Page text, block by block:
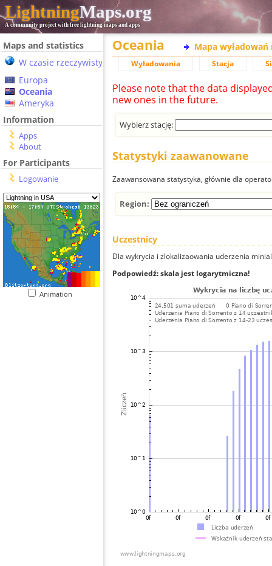
LightningMaps.org
A community project with free lightning maps and apps
Maps and statistics
W czasie rzeczywistym
Europa
Oceania
Ameryka
Information
Apps
About
For Participants
Logowanie
Animation
Oceania Mapa wyładowań
Wyładowania Stacja
Please note that the data
new ones in the future.
Wybierz stację:
Statystyki zaawanowane
Zaawansowana statystyka, głównie dla
Region:
Uczestnicy
Dla wykrycia i zlokalizaowania uderzenia
Podpowiedź: skala jest logarytmiczna!